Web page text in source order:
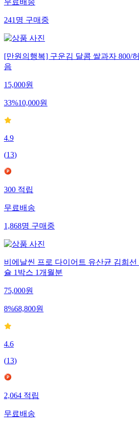
무료배송
241명구매중
[만원의행복] 구운김 달콤 쌀과자 800/
음
15,000원
33%10,000원
4.9
(13)
300적립
무료배송
1,868명구매중
비에날씬 프로 다이어트 유산균 김희선
슐 1박스 1개월분
75,000원
8%68,800원
4.6
(13)
2,064적립
무료배송